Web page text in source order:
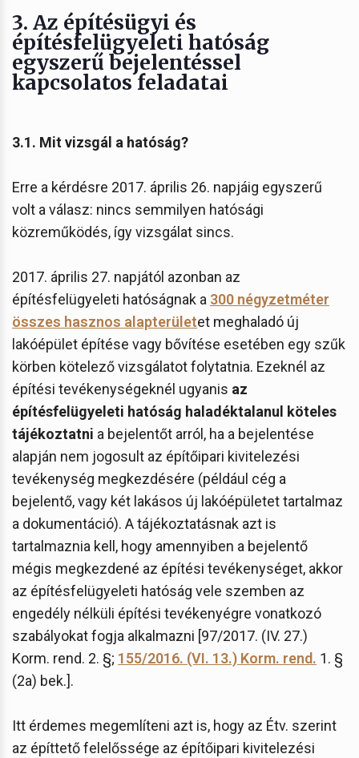
3. Az építésügyi és
építésfelügyeleti hatóság
egyszerű bejelentéssel
kapcsolatos feladatai
3.1. Mit vizsgál a hatóság?
Erre a kérdésre 2017. április 26. napjáig egyszerű
volt a válasz: nincs semmilyen hatósági
közreműködés, így vizsgálat sincs.
2017. április 27. napjától azonban az
építésfelügyeleti hatóságnak a 300 négyzetméter
összes hasznos alapterületet meghaladó új
lakóépület építése vagy bővítése esetében egy szűk
körben kötelező vizsgálatot folytatnia. Ezeknél az
építési tevékenységeknél ugyanis az
építésfelügyeleti hatóság haladéktalanul köteles
tájékoztatni a bejelentőt arról, ha a bejelentése
alapján nem jogosult az építőipari kivitelezési
tevékenység megkezdésére (például cég a
bejelentő, vagy két lakásos új lakóépületet tartalmaz
a dokumentáció). A tájékoztatásnak azt is
tartalmaznia kell, hogy amennyiben a bejelentő
mégis megkezdené az építési tevékenységet, akkor
az építésfelügyeleti hatóság vele szemben az
engedély nélküli építési tevékenyégre vonatkozó
szabályokat fogja alkalmazni [97/2017. (IV. 27.)
Korm. rend. 2. §; 155/2016. (VI. 13.) Korm. rend. 1. §
(2a) bek.].
Itt érdemes megemlíteni azt is, hogy az Étv. szerint
az építtető felelőssége az építőipari kivitelezési